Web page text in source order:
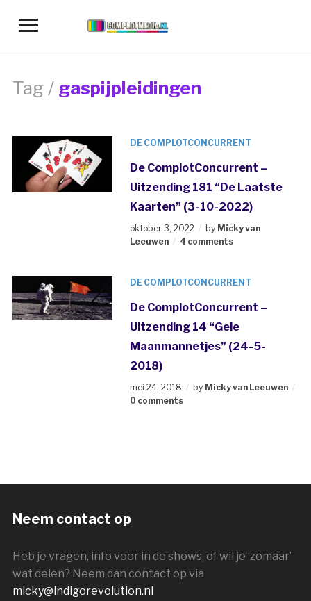
Toggle
navigation
Tag / gaspijpleidingen
DE COMPLOTCONCURRENT
De ComplotConcurrent –
Uitzending 181 “De Laatste
Kaarten” (3-10-2022)
oktober 3, 2022 by Micky van
Leeuwen
4 comments
DE COMPLOTCONCURRENT
De ComplotConcurrent –
Uitzending 14 “Gele
Maanmannetjes” (24-5-
2018)
mei 24, 2018 by Micky van Leeuwen
0 comments
Neem contact op
Heb je vragen, info voor in de shows, of wil je ‘zomaar’
wat delen? Neem dan contact op via
micky@indigorevolution.nl